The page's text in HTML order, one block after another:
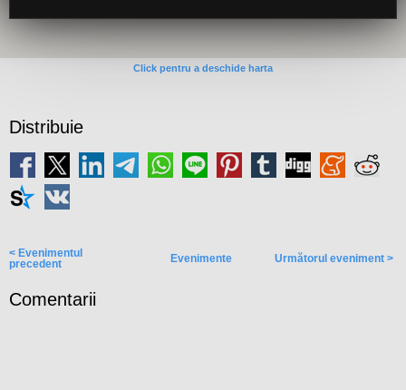
Click pentru a deschide harta
Distribuie
< Evenimentul
precedent
Evenimente Următorul eveniment >
Comentarii